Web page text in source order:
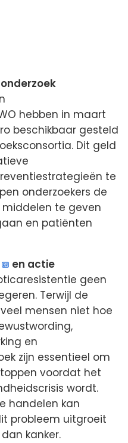
hebben in maart
beschikbaar gesteld
Dit geld
te
onderzoekers de
te geven
en patiënten
en actie
geen
Terwijl de
mensen niet hoe
en
zijn essentieel om
voordat het
wordt.
handelen kan
probleem uitgroeit
kanker.